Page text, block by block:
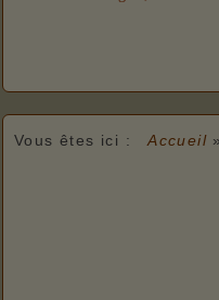
Vous êtes ici : Accueil